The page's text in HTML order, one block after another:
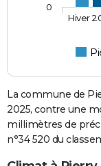
Hiver
0
La commune de
2025, contre une
millimètres de
n°34 520 du